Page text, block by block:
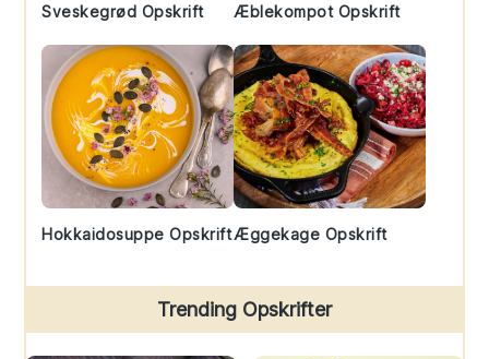
Sveskegrød Opskrift Æblekompot Opskrift
Hokkaidosuppe OpskriftÆggekage Opskrift
Trending Opskrifter